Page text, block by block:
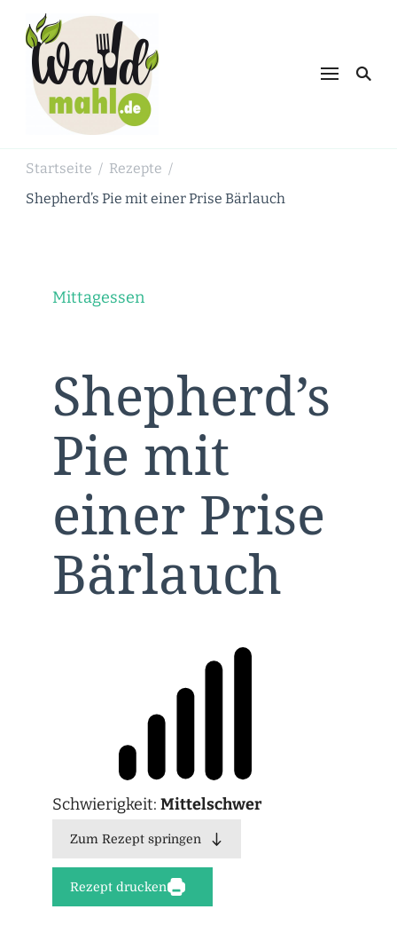
Schnabulieren, was die Natur einem
Startseite / Rezepte /
Shepherd’s Pie mit einer Prise Bärlauch
Mittagessen
Shepherd’s
Pie mit
einer Prise
Bärlauch
Schwierigkeit: Mittelschwer
Zum Rezept springen
Rezept drucken